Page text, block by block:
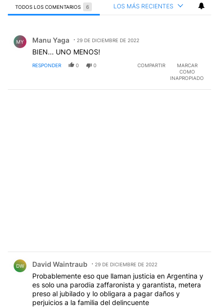
TODOS LOS COMENTARIOS 6 LOS MÁS RECIENTES
MY Manu Yaga 29 DE DICIEMBRE DE 2022
BIEN... UNO MENOS!
RESPONDER 0 0 COMPARTIR
MARCAR
COMO
INAPROPIADO
DW David Waintraub 29 DE DICIEMBRE DE 2022
Probablemente eso que llaman justicia en Argentina y
es solo una parodia zaffaronista y garantista, metera
preso al jubilado y lo obligara a pagar daños y
perjuicios a la familia del delincuente